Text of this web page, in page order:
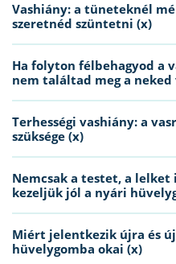
Vashiány: a tüneteknél
szeretnéd szüntetni (x)
Ha folyton félbehagyod a
nem találtad meg a
Terhességi vashiány: a
szüksége (x)
Nemcsak a testet, a lelket
kezeljük jól a nyári
Miért jelentkezik újra és
hüvelygomba okai (x)